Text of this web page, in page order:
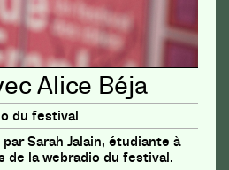
Alice Béja
du festival
Sarah Jalain, étudiante à
de la webradio du festival.